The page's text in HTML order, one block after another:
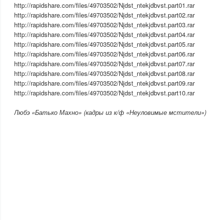
http://rapidshare.com/files/49703502/Njdst_ntekjdbvst.part01.rar
http://rapidshare.com/files/49703502/Njdst_ntekjdbvst.part02.rar
http://rapidshare.com/files/49703502/Njdst_ntekjdbvst.part03.rar
http://rapidshare.com/files/49703502/Njdst_ntekjdbvst.part04.rar
http://rapidshare.com/files/49703502/Njdst_ntekjdbvst.part05.rar
http://rapidshare.com/files/49703502/Njdst_ntekjdbvst.part06.rar
http://rapidshare.com/files/49703502/Njdst_ntekjdbvst.part07.rar
http://rapidshare.com/files/49703502/Njdst_ntekjdbvst.part08.rar
http://rapidshare.com/files/49703502/Njdst_ntekjdbvst.part09.rar
http://rapidshare.com/files/49703502/Njdst_ntekjdbvst.part10.rar
Любэ «Батько Махно» (кадры из к/ф «Неуловимые мстители»)